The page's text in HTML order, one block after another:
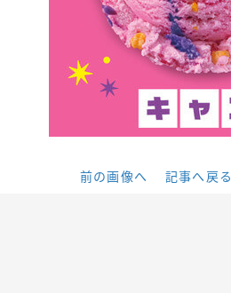
前の画像へ 記事へ戻る